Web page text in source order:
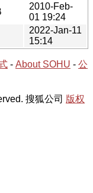
2010-Feb-
01 19:24
2022-Jan-11
15:14
- About SOHU - 公
搜狐公司 版权